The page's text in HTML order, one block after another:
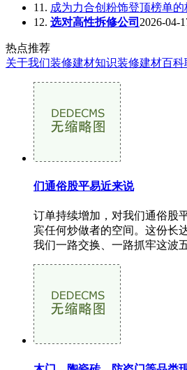
11. 成为力合创粉饰登顶榜单的
12. 选对高性拆修公司 2026-04-
热点推荐
关于我们装修建材知识装修建材百科
们通俗股平易近来说
订单持续增加，对我们通俗股
宾任何炒做者的空间。这份长
我们一路交换、一路抓牢这波